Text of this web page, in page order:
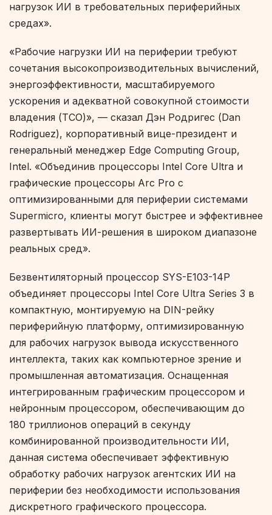
нагрузок ИИ в требовательных периферийных
средах».
«Рабочие нагрузки ИИ на периферии требуют
сочетания высокопроизводительных вычислений,
энергоэффективности, масштабируемого
ускорения и адекватной совокупной стоимости
владения (TCO)», — сказал Дэн Родригес (Dan
Rodriguez), корпоративный вице-президент и
генеральный менеджер Edge Computing Group,
Intel. «Объединив процессоры Intel Core Ultra и
графические процессоры Arc Pro с
оптимизированными для периферии системами
Supermicro, клиенты могут быстрее и эффективнее
развертывать ИИ-решения в широком диапазоне
реальных сред».
Безвентиляторный процессор SYS-E103-14P
объединяет процессоры Intel Core Ultra Series 3 в
компактную, монтируемую на DIN-рейку
периферийную платформу, оптимизированную
для рабочих нагрузок вывода искусственного
интеллекта, таких как компьютерное зрение и
промышленная автоматизация. Оснащенная
интегрированным графическим процессором и
нейронным процессором, обеспечивающим до
180 триллионов операций в секунду
комбинированной производительности ИИ,
данная система обеспечивает эффективную
обработку рабочих нагрузок агентских ИИ на
периферии без необходимости использования
дискретного графического процессора.